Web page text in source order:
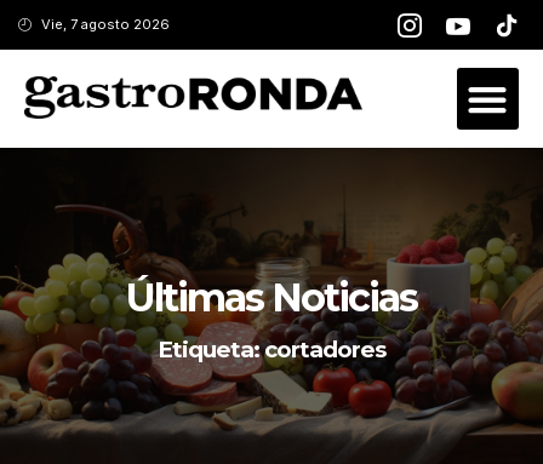
Vie, 7 agosto 2026
Últimas Noticias
Etiqueta: cortadores